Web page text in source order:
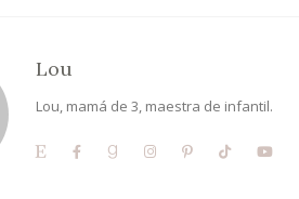
Lou
Lou, mamá de 3, maestra de infantil.